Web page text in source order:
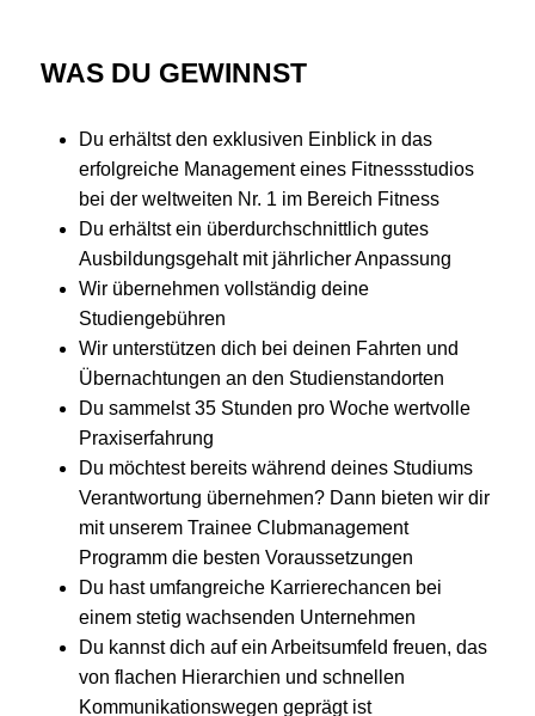
WAS DU GEWINNST
Du erhältst den exklusiven Einblick in das
erfolgreiche Management eines Fitnessstudios
bei der weltweiten Nr. 1 im Bereich Fitness
Du erhältst ein überdurchschnittlich gutes
Ausbildungsgehalt mit jährlicher Anpassung
Wir übernehmen vollständig deine
Studiengebühren
Wir unterstützen dich bei deinen Fahrten und
Übernachtungen an den Studienstandorten
Du sammelst 35 Stunden pro Woche wertvolle
Praxiserfahrung
Du möchtest bereits während deines Studiums
Verantwortung übernehmen? Dann bieten wir dir
mit unserem Trainee Clubmanagement
Programm die besten Voraussetzungen
Du hast umfangreiche Karrierechancen bei
einem stetig wachsenden Unternehmen
Du kannst dich auf ein Arbeitsumfeld freuen, das
von flachen Hierarchien und schnellen
Kommunikationswegen geprägt ist